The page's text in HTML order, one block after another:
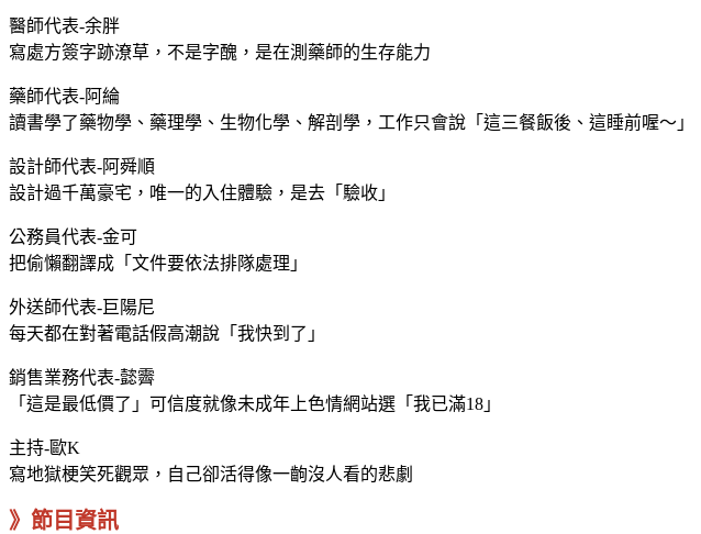
醫師代表-余胖
寫處方簽字跡潦草，不是字醜，是在測藥師的生存能力
藥師代表-阿綸
讀書學了藥物學、藥理學、生物化學、解剖學，工作只會說「這三餐飯後、這睡前喔～」
設計師代表-阿舜順
設計過千萬豪宅，唯一的入住體驗，是去「驗收」
公務員代表-金可
把偷懶翻譯成「文件要依法排隊處理」
外送師代表-巨陽尼
每天都在對著電話假高潮說「我快到了」
銷售業務代表-懿霽
「這是最低價了」可信度就像未成年上色情網站選「我已滿18」
主持-歐K
寫地獄梗笑死觀眾，自己卻活得像一齣沒人看的悲劇
》節目資訊